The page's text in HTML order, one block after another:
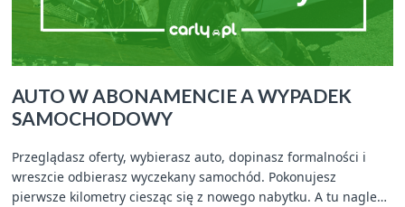
AUTO W ABONAMENCIE A WYPADEK
SAMOCHODOWY
Przeglądasz oferty, wybierasz auto, dopinasz formalności i
wreszcie odbierasz wyczekany samochód. Pokonujesz
pierwsze kilometry ciesząc się z nowego nabytku. A tu nagle…